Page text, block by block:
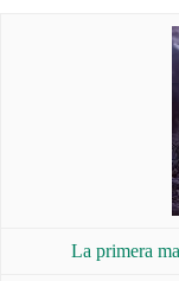
La primera